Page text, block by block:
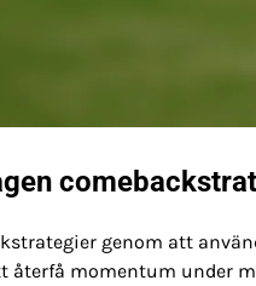
genom att
momentum under